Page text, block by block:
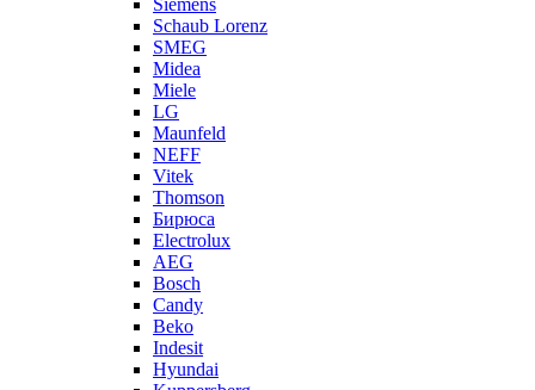
Siemens
Schaub Lorenz
SMEG
Midea
Miele
LG
Maunfeld
NEFF
Vitek
Thomson
Бирюса
Electrolux
AEG
Bosch
Candy
Beko
Indesit
Hyundai